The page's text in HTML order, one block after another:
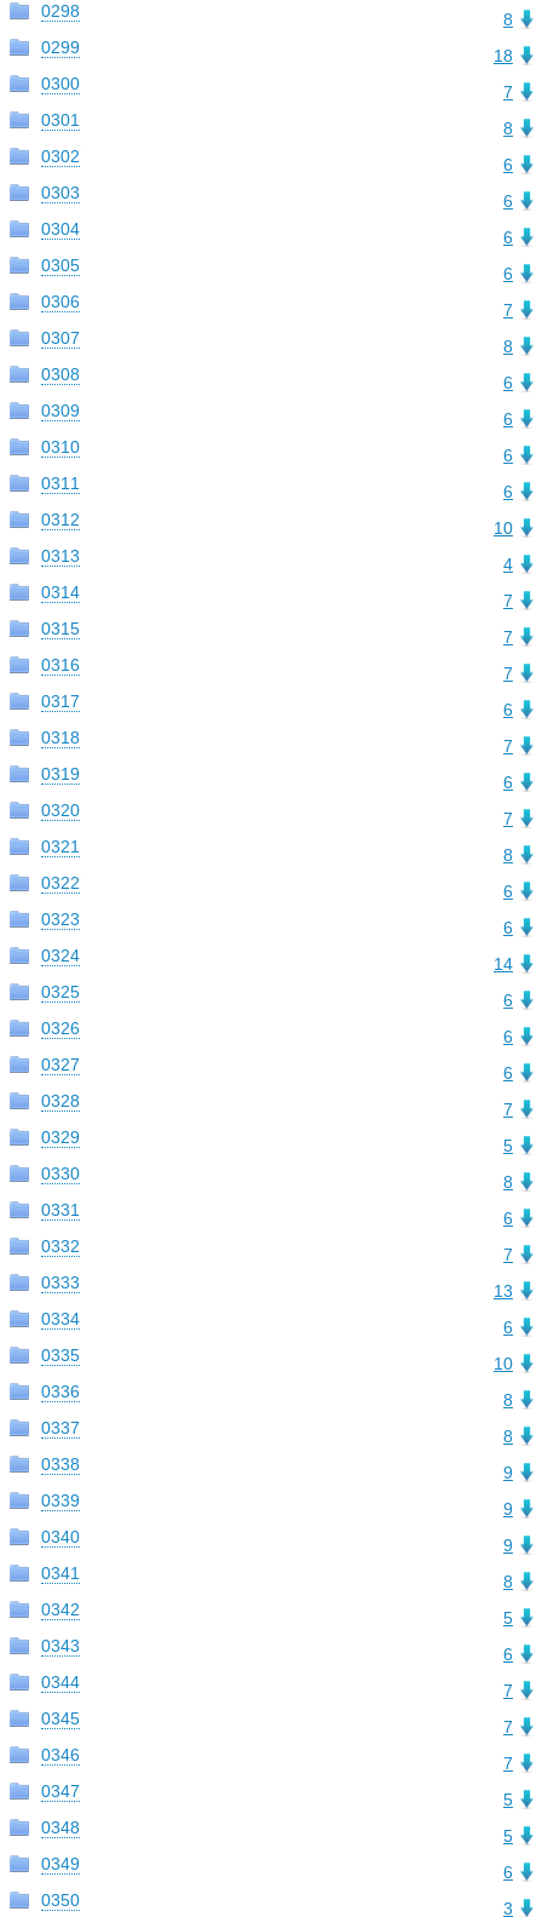
8
0298
18
0299
7
0300
8
0301
6
0302
6
0303
6
0304
6
0305
7
0306
8
0307
6
0308
6
0309
6
0310
6
0311
10
0312
4
0313
7
0314
7
0315
7
0316
6
0317
7
0318
6
0319
7
0320
8
0321
6
0322
6
0323
14
0324
6
0325
6
0326
6
0327
7
0328
5
0329
8
0330
6
0331
7
0332
13
0333
6
0334
10
0335
8
0336
8
0337
9
0338
9
0339
9
0340
8
0341
5
0342
6
0343
7
0344
7
0345
7
0346
5
0347
5
0348
6
0349
3
0350